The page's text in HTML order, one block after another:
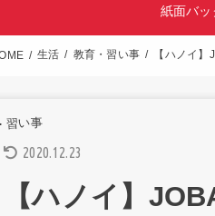
紙面バ
生活 教育・習い事 【ハノイ
習い事
2020.12.23
【ハノイ】